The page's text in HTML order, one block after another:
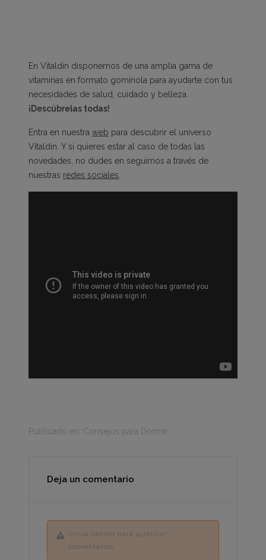
En Vitaldin disponemos de una amplia gama de
vitaminas en formato gominola para ayudarte con tus
necesidades de salud, cuidado y belleza.
¡Descúbrelas todas!
Entra en nuestra web para descubrir el universo
Vitaldin. Y si quieres estar al caso de todas las
novedades, no dudes en seguirnos a través de
nuestras redes sociales
Publicado en: Consejos para Dormir
Deja un comentario
Inicia sesión para publicar
comentarios